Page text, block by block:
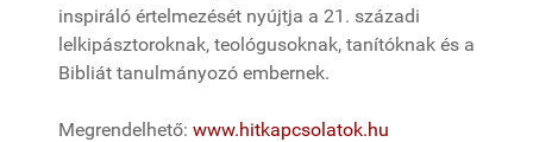
inspiráló értelmezését nyújtja a 21. századi
lelkipásztoroknak, teológusoknak, tanítóknak és a
Bibliát tanulmányozó embernek.
Megrendelhető: www.hitkapcsolatok.hu